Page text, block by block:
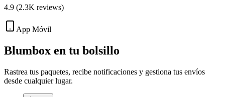
4.9 (2.3K reviews)
App Móvil
Blumbox en tu bolsillo
Rastrea tus paquetes, recibe notificaciones y gestiona tus envíos
desde cualquier lugar.